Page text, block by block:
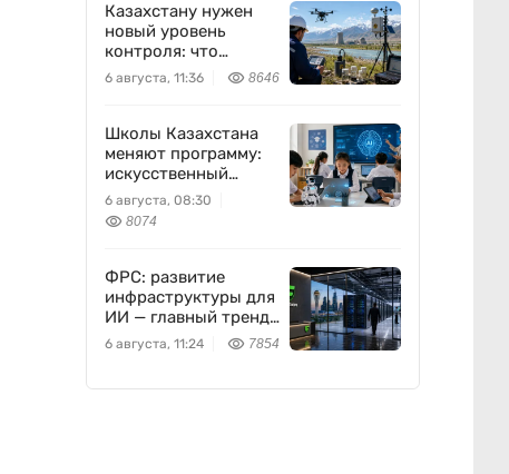
Казахстану нужен
новый уровень
контроля: что
предлагают ученые
на фоне развития
6 августа, 11:36 8646
Школы Казахстана
меняют программу:
искусственный
интеллект станет
частью уроков с 1
класса
6 августа, 08:30
8074
ФРС: развитие
инфраструктуры для
ИИ — главный тренд
мировой экономики.
Как в него
6 августа, 11:24 7854